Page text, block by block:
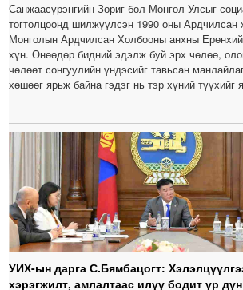
Санжаасүрэнгийн Зориг бол Монгол Улсыг
тогтолцоонд шилжүүлсэн 1990 оны Ардчилсан
Монголын Ардчилсан Холбооны анхны Ерөнхий
хүн. Өнөөдөр бидний эдэлж буй эрх чөлөө,
чөлөөт сонгуулийн үндэсийг тавьсан
хөшөөг ярьж байна гэдэг нь тэр хүний түүхийг
УИХ-ын дарга С.Бямбацогт:
хэрэгжилт, амлалтаас илүү бодит үр